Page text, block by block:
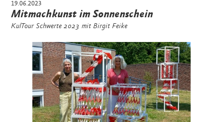
19.06.2023
Mitmachkunst im Sonnenschein
KulTour Schwerte 2023 mit Birgit Feike